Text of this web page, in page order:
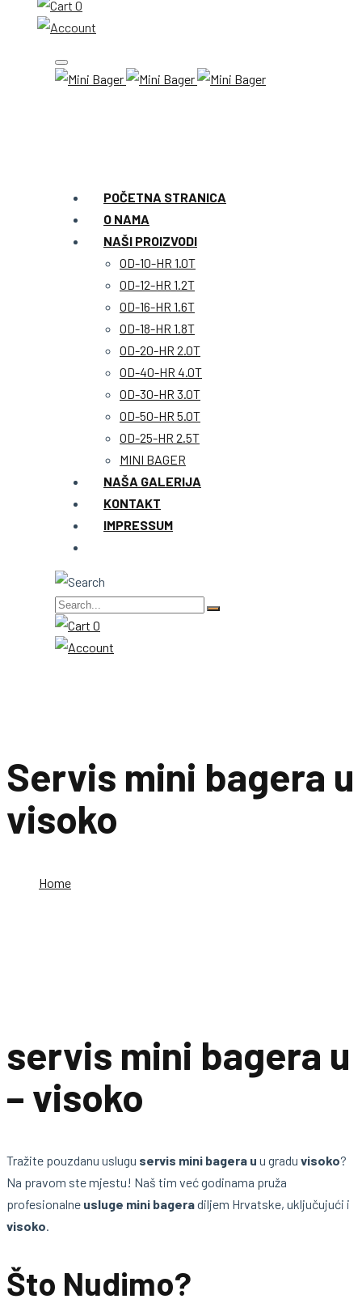
0
POČETNA STRANICA
O NAMA
NAŠI PROIZVODI
OD-10-HR 1.0T
OD-12-HR 1.2T
OD-16-HR 1.6T
OD-18-HR 1.8T
OD-20-HR 2.0T
OD-40-HR 4.0T
OD-30-HR 3.0T
OD-50-HR 5.0T
OD-25-HR 2.5T
MINI BAGER
NAŠA GALERIJA
KONTAKT
IMPRESSUM
0
Servis mini bagera u
visoko
Home
servis mini bagera u
– visoko
Tražite pouzdanu uslugu servis mini bagera u u gradu visoko?
Na pravom ste mjestu! Naš tim već godinama pruža
profesionalne usluge mini bageradiljem Hrvatske, uključujući i
visoko.
Što Nudimo?